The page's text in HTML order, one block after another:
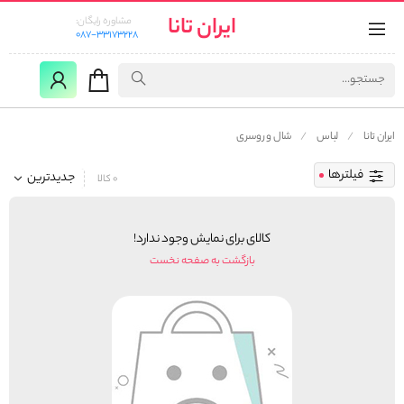
ایران تانا
مشاوره رایگان:
087-33173228
ایران تانا لباس شال و روسری
فیلترها جدیدترین 0 کالا
کالای برای نمایش وجود ندارد!
بازگشت به صفحه نخست